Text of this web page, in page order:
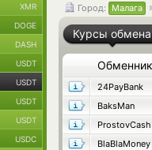
Город: Малага
Курсы обмена
Обменник
24PayBank
BaksMan
ProstovCash
BlaBlaMoney
XMR
DOGE
DASH
USDT
USDT
USDT
USDT
USDC